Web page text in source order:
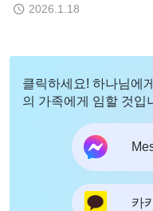
2026.1.18
클릭하세요! 하나님에
의 가족에게 임할 것입
카